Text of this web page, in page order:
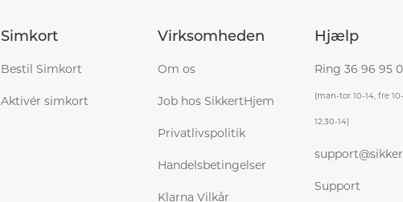
Simkort
Bestil Simkort
Aktivér simkort
Virksomheden
Om os
Job hos SikkertHjem
Privatlivspolitik
Handelsbetingelser
Klarna Vilkår
Hjælp
Ring 36 96 95
(man-tor 10-14, fre
12.30-14)
Support